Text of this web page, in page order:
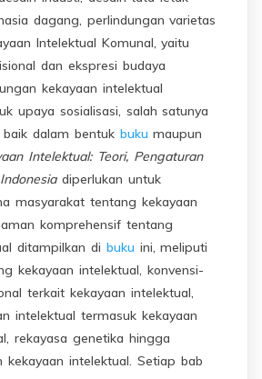
dagang, perlindungan varietas
Intelektual Komunal, yaitu
dan ekspresi budaya
kekayaan intelektual
upaya sosialisasi, salah satunya
dalam bentuk buku maupun
Intelektual: Teori, Pengaturan
diperlukan untuk
masyarakat tentang kekayaan
komprehensif tentang
ditampilkan di buku ini, meliputi
kekayaan intelektual, konvensi-
terkait kekayaan intelektual,
intelektual termasuk kekayaan
rekayasa genetika hingga
kekayaan intelektual. Setiap bab